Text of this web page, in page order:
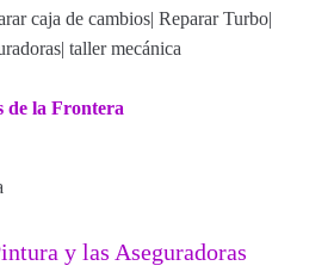
caja de cambios| Reparar Turbo|
| taller mecánica
de la Frontera
y las Aseguradoras